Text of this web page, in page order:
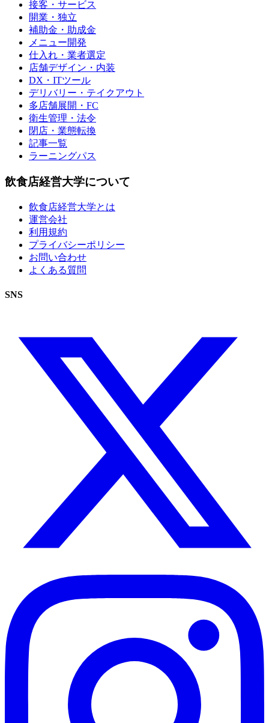
接客・サービス
開業・独立
補助金・助成金
メニュー開発
仕入れ・業者選定
店舗デザイン・内装
DX・ITツール
デリバリー・テイクアウト
多店舗展開・FC
衛生管理・法令
閉店・業態転換
記事一覧
ラーニングパス
飲食店経営大学について
飲食店経営大学とは
運営会社
利用規約
プライバシーポリシー
お問い合わせ
よくある質問
SNS